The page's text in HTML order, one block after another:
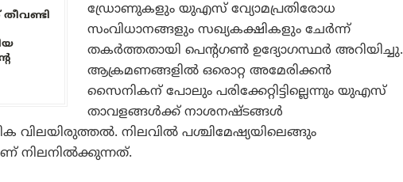
തീവണ്ടി
ഡ്രോണുകളും യുഎസ് വ്യോമപ്രതിരോധ
സംവിധാനങ്ങളും സഖ്യകക്ഷികളും ചേർന്ന്
തകർത്തതായി പെന്റഗൺ ഉദ്യോഗസ്ഥർ അറിയിച്ചു.
ആക്രമണങ്ങളിൽ ഒരൊറ്റ അമേരിക്കൻ
സൈനികന് പോലും പരിക്കേറ്റിട്ടില്ലെന്നും യുഎസ്
താവളങ്ങൾക്ക് നാശനഷ്ടങ്ങൾ
വിലയിരുത്തൽ. നിലവിൽ പശ്ചിമേഷ്യയിലെങ്ങും
നിലനിൽക്കുന്നത്.